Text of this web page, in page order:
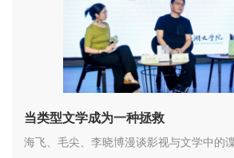
当类型文学成为一种拯救
海飞、毛尖、李晓博漫谈影视与文学中的